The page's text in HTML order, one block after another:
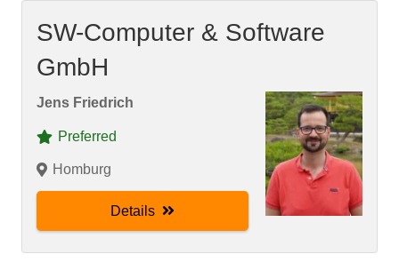
SW-Computer & Software
GmbH
Jens Friedrich
Preferred
Homburg
Details